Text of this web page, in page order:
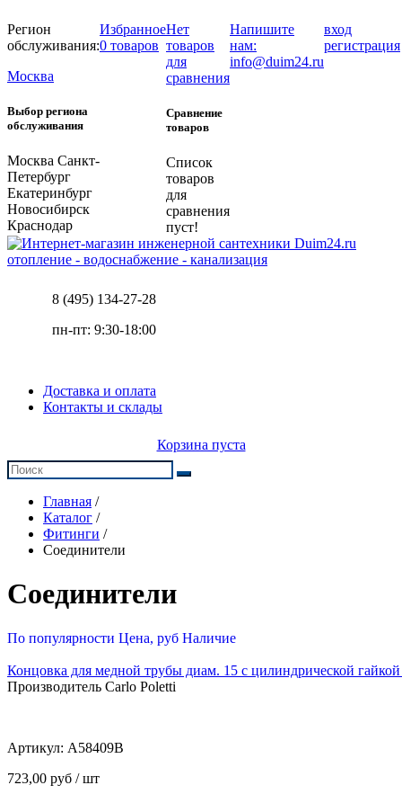
Регион
обслуживания:
Москва
Выбор региона
обслуживания
Москва Санкт-
Петербург
Екатеринбург
Новосибирск
Краснодар
Избранное
0 товаров
Нет
товаров
для
сравнения
Сравнение
товаров
Список
товаров
для
сравнения
пуст!
Напишите
нам:
info@duim24.ru
вход
регистрация
отопление - водоснабжение - канализация
8 (495) 134-27-28
пн-пт: 9:30-18:00
Доставка и оплата
Контакты и склады
Корзина пуста
Главная /
Каталог /
Фитинги /
Соединители
Соединители
По популярности Цена, руб Наличие
Концовка для медной трубы диам. 15 с цилиндрической
Производитель Carlo Poletti
Артикул: A58409B
723,00 руб / шт